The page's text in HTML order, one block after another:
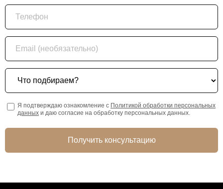
Телефон
Email (необязательно)
Что подбираем?
Я подтверждаю ознакомление с Политикой обработки персональных
данных и даю согласие на обработку персональных данных.
Получить консультацию